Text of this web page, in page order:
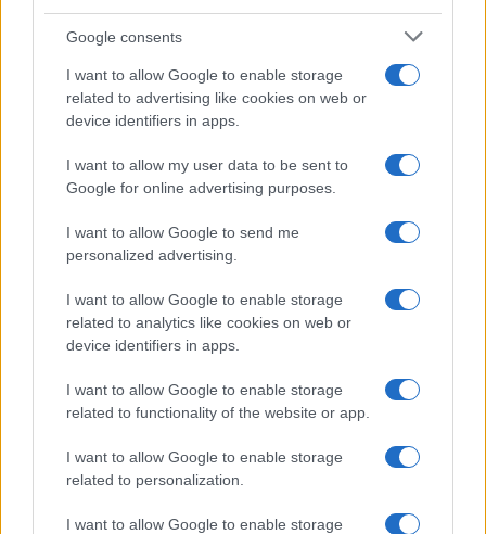
Google consents
I want to allow Google to enable storage
related to advertising like cookies on web or
device identifiers in apps.
I want to allow my user data to be sent to
Google for online advertising purposes.
I want to allow Google to send me
personalized advertising.
I want to allow Google to enable storage
related to analytics like cookies on web or
device identifiers in apps.
I want to allow Google to enable storage
related to functionality of the website or app.
I want to allow Google to enable storage
related to personalization.
I want to allow Google to enable storage
Continua a leggere
Come scegliere le scarpe da running donna: comfort
e performance
NEWS